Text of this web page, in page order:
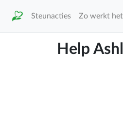
Steunacties Zo werkt het
Help